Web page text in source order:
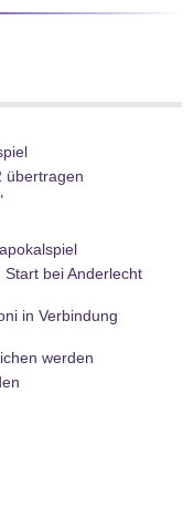
übertragen
bei Anderlecht
in Verbindung
werden